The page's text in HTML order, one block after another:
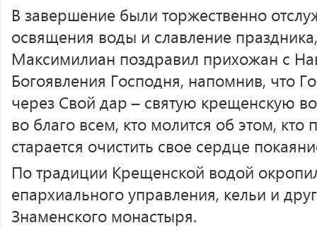
В завершение были торжественно
освящения воды и славление
Максимилиан поздравил прихожан с
Богоявления Господня, напомнив, что
через Свой дар – святую крещенскую
во благо всем, кто молится об этом, кто
старается очистить свое сердце
По традиции Крещенской водой
епархиального управления, кельи и
Знаменского монастыря.